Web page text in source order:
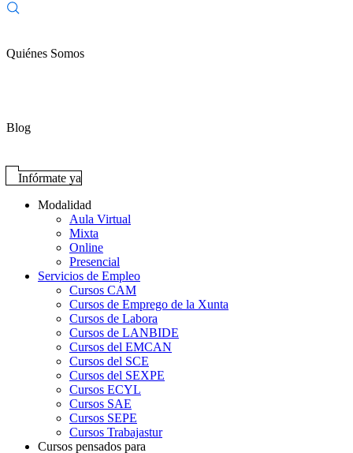
Quiénes Somos
Blog
Infórmate ya
Modalidad
Aula Virtual
Mixta
Online
Presencial
Servicios de Empleo
Cursos CAM
Cursos de Emprego de la Xunta
Cursos de Labora
Cursos de LANBIDE
Cursos del EMCAN
Cursos del SCE
Cursos del SEXPE
Cursos ECYL
Cursos SAE
Cursos SEPE
Cursos Trabajastur
Cursos pensados para